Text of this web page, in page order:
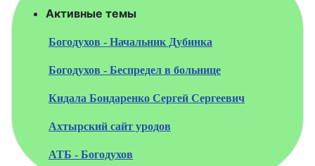
Активные темы
Богодухов - Начальник Дубинка
Богодухов - Беспредел в больнице
Кидала Бондаренко Сергей Сергеевич
Ахтырский сайт уродов
АТБ - Богодухов